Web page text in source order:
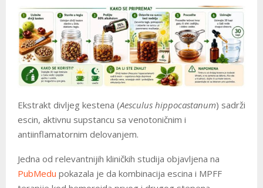
Ekstrakt divljeg kestena (Aesculus hippocastanum) sadrži
escin, aktivnu supstancu sa venotoničnim i
antiinflamatornim delovanjem.
Jedna od relevantnijih kliničkih studija objavljena na
PubMedu pokazala je da kombinacija escina i MPFF